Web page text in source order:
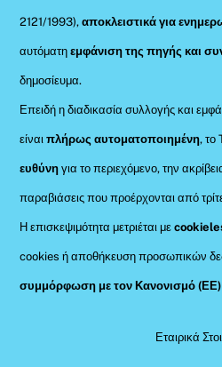
2121/1993), αποκλειστικά για
αυτόματηεμφάνιση της πηγής και
δημοσίευμα.
Επειδή η διαδικασία συλλογής και
είναιπλήρως αυτοματοποιημένη, το
ευθύνη για το περιεχόμενο, την
παραβιάσεις που προέρχονται από
Η επισκεψιμότητα μετριέται με
cookies ή αποθήκευση προσωπικών
συμμόρφωση με τον Κανονισμό
Εταιρικά